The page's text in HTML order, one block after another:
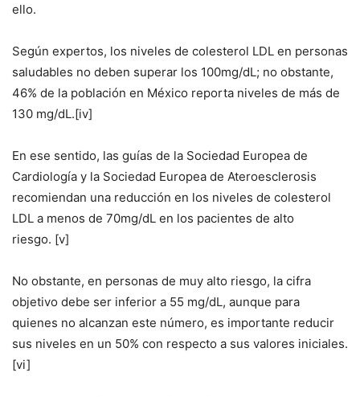
ello.
Según expertos, los niveles de colesterol LDL en personas
saludables no deben superar los 100mg/dL; no obstante,
46% de la población en México reporta niveles de más de
130 mg/dL.[iv]
En ese sentido, las guías de la Sociedad Europea de
Cardiología y la Sociedad Europea de Ateroesclerosis
recomiendan una reducción en los niveles de colesterol
LDL a menos de 70mg/dL en los pacientes de alto
riesgo. [v]
No obstante, en personas de muy alto riesgo, la cifra
objetivo debe ser inferior a 55 mg/dL, aunque para
quienes no alcanzan este número, es importante reducir
sus niveles en un 50% con respecto a sus valores iniciales.
[vi]